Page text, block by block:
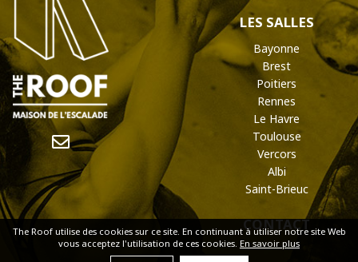
LES SALLES
Bayonne
Brest
Poitiers
Rennes
Le Havre
Toulouse
Vercors
Albi
Saint-Brieuc
CONTACT
The Roof utilise des cookies sur ce site. En continuant à utiliser notre site Web
vous acceptez l'utilisation de ces cookies. En savoir plus